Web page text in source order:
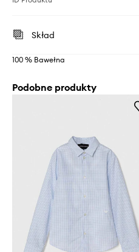
Skład
100 % Bawełna
Podobne produkty